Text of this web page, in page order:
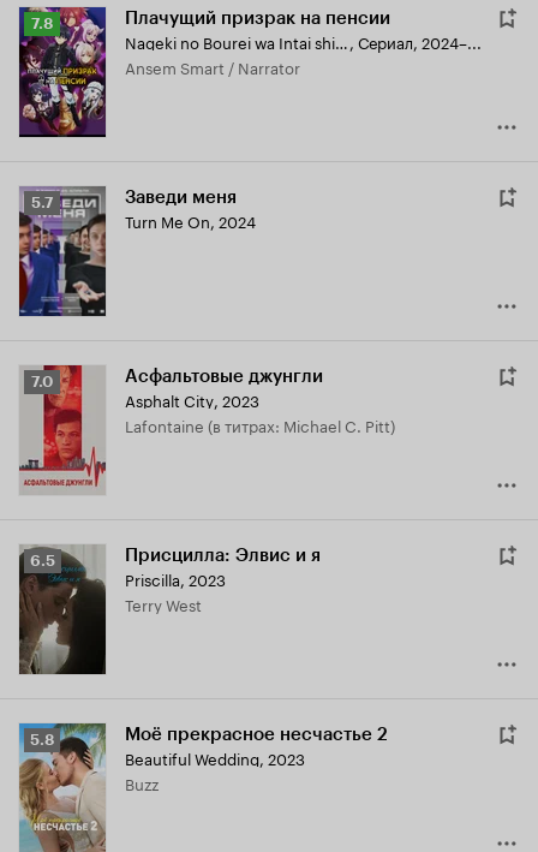
Рейтинг
Кинопоиска
7.8
7.8 Плачущий призрак на пенсии
Nageki no Bourei wa Intai shitai, Сериал, 2024–...
Ansem Smart / Narrator
Рейтинг
Кинопоиска
5.7
5.7 Заведи меня
Turn Me On, 2024
Рейтинг
Кинопоиска
7.0
7.0 Асфальтовые джунгли
Asphalt City, 2023
Lafontaine (в титрах: Michael C. Pitt)
Рейтинг
Кинопоиска
6.5
6.5 Присцилла: Элвис и я
Priscilla, 2023
Terry West
Рейтинг
Кинопоиска
5.8
5.8 Моё прекрасное несчастье 2
Beautiful Wedding, 2023
Buzz